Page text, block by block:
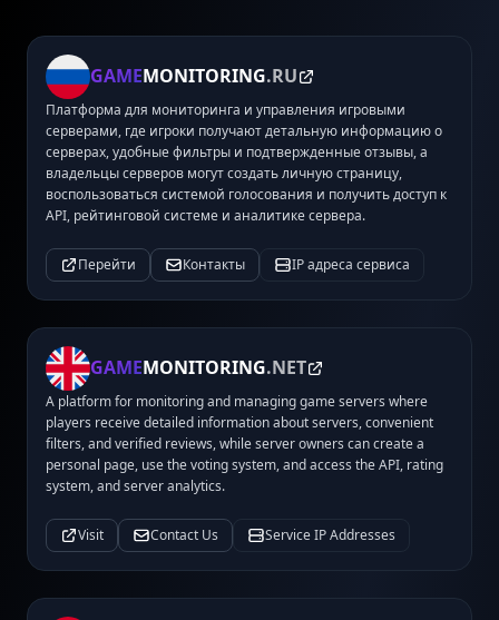
GAMEMONITORING.RU
Платформа для мониторинга и управления игровыми
серверами, где игроки получают детальную информацию о
серверах, удобные фильтры и подтвержденные отзывы, а
владельцы серверов могут создать личную страницу,
воспользоваться системой голосования и получить доступ к
API, рейтинговой системе и аналитике сервера.
Перейти Контакты IP адреса сервиса
GAMEMONITORING.NET
A platform for monitoring and managing game servers where
players receive detailed information about servers, convenient
filters, and verified reviews, while server owners can create a
personal page, use the voting system, and access the API, rating
system, and server analytics.
Visit Contact Us Service IP Addresses